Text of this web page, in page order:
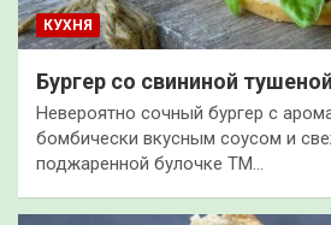
КУХНЯ
Бургер со свининой
Невероятно сочный бургер с
бомбически вкусным соусом и
поджаренной булочке ТМ…